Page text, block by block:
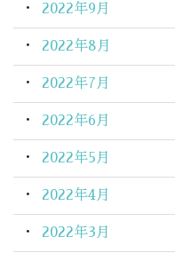
2022年9月
2022年8月
2022年7月
2022年6月
2022年5月
2022年4月
2022年3月